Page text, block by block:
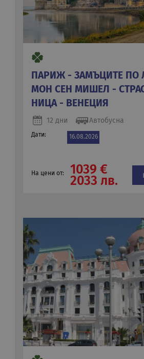
ПАРИЖ - ЗАМЪЦИТЕ ПО
МОН СЕН МИШЕЛ -
НИЦА - ВЕНЕЦИЯ
12 дни Автобусна
Дати: 16.08.2026
На цени от:
1039 €
2033 лв.